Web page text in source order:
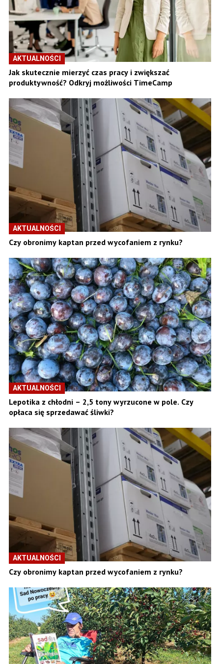
AKTUALNOŚCI
Jak skutecznie mierzyć czas pracy i zwiększać
produktywność? Odkryj możliwości TimeCamp
AKTUALNOŚCI
Czy obronimy kaptan przed wycofaniem z rynku?
AKTUALNOŚCI
Lepotika z chłodni – 2,5 tony wyrzucone w pole. Czy
opłaca się sprzedawać śliwki?
AKTUALNOŚCI
Czy obronimy kaptan przed wycofaniem z rynku?